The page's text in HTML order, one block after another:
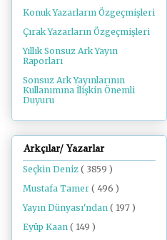
Konuk Yazarların Özgeçmişleri
Çırak Yazarların Özgeçmişleri
Yıllık Sonsuz Ark Yayın
Raporları
Sonsuz Ark Yayınlarının
Kullanımına İlişkin Önemli
Duyuru
Arkçılar/ Yazarlar
Seçkin Deniz ( 3859 )
Mustafa Tamer ( 496 )
Yayın Dünyası'ndan ( 197 )
Eyüp Kaan ( 149 )